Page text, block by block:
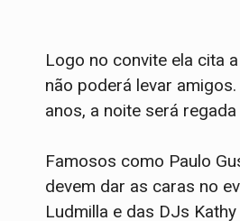
Logo no convite ela cita
não poderá levar
anos, a noite será
Famosos como Paulo
devem dar as caras no
Ludmilla e das DJs